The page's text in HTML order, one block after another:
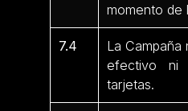
momento de
7.4 La
efectivo ni
tarjetas.